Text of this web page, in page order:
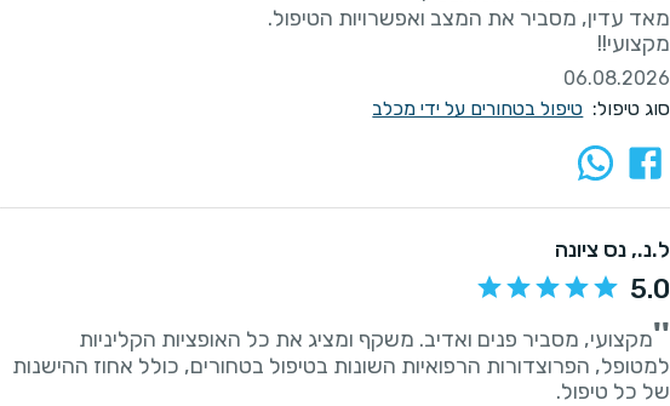
מקצועי!!
06.08.2026
סוג טיפול: טיפול בטחורים על ידי מכלב
ל.נ., נס ציונה
5.0
''מקצועי, מסביר פנים ואדיב. משקף ומציג את כל האופציות הקליניות
למטופל, הפרוצדורות הרפואיות השונות בטיפול בטחורים, כולל אחוז ההישנות
של כל טיפול.